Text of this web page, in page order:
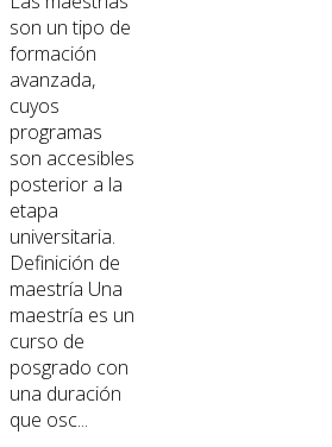
son un tipo de
formación
avanzada,
cuyos
programas
son accesibles
posterior a la
etapa
universitaria.
Definición de
maestría Una
maestría es un
curso de
posgrado con
una duración
que osc...